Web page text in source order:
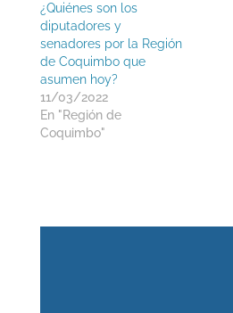
¿Quiénes son los
diputadores y
senadores por la Región
de Coquimbo que
asumen hoy?
11/03/2022
En "Región de
Coquimbo"